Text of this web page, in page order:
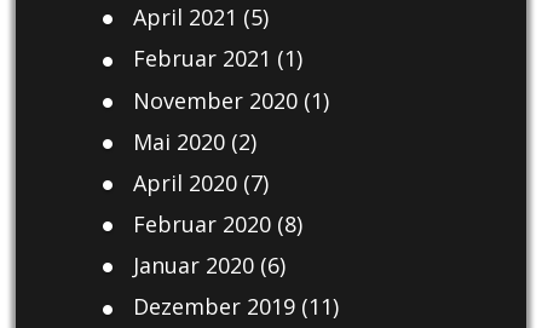
April 2021 (5)
Februar 2021 (1)
November 2020(1)
Mai 2020(2)
April 2020(7)
Februar 2020(8)
Januar 2020(6)
Dezember 2019(11)